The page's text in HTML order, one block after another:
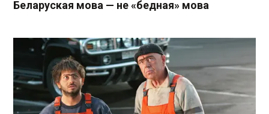
Беларуская мова — не «бедная» мова